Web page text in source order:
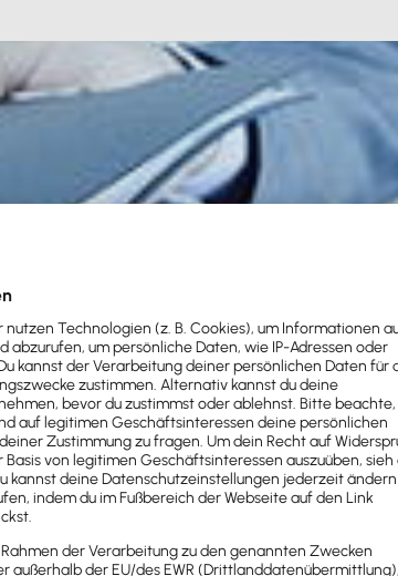
du dich vorbereiten: mit einem Notfallordner.